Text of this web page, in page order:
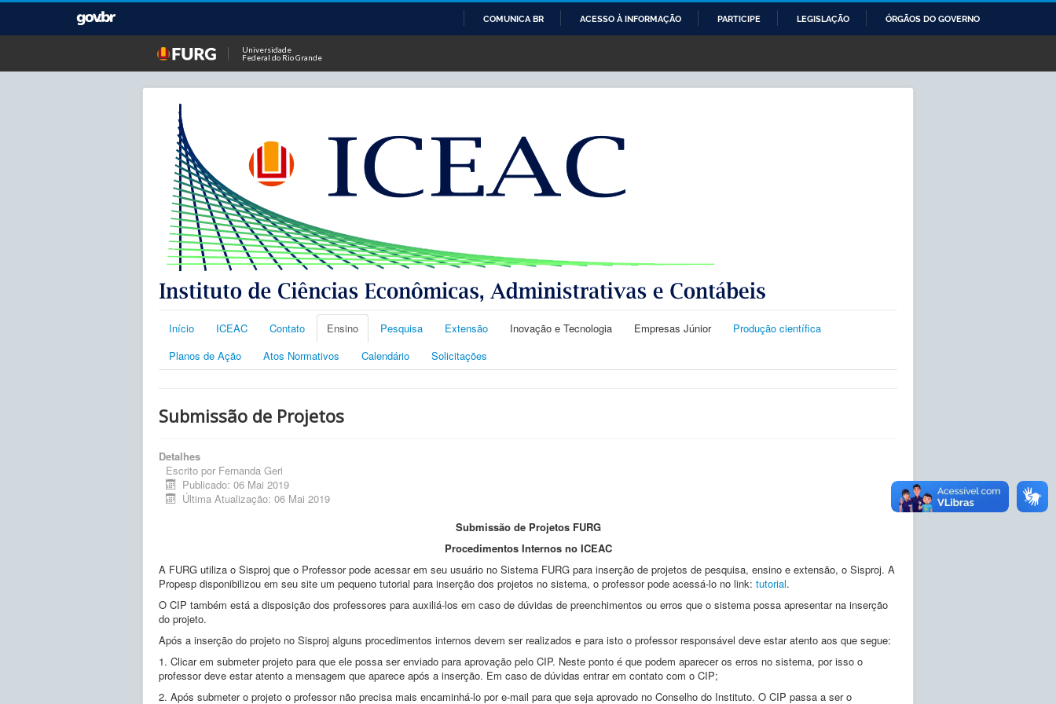
O
CONTEÚDO
COMUNICA BR ACESSO À INFORMAÇÃO PARTICIPE LEGISLAÇÃO ÓRGÃOS DO GOVERNO
Universidade
Federal do Rio Grande
Início ICEAC Contato Ensino Pesquisa Extensão Inovação e Tecnologia Empresas Júnior
Produção científica
Planos de Ação
Atos Normativos Calendário Solicitações
Submissão de Projetos
Detalhes
Escrito por Fernanda Geri
Publicado: 06 Mai 2019
Última Atualização: 06 Mai 2019
Submissão de Projetos FURG
Procedimentos Internos no ICEAC
A FURG utiliza o Sisproj que o Professor pode acessar em seu usuário no Sistema FURG para inserção de projetos de pesquisa, ensino e extensão, o Sisproj. A
Propesp disponibilizou em seu site um pequeno tutorial para inserção dos projetos no sistema, o professor pode acessá-lo no link: tutorial.
O CIP também está a disposição dos professores para auxiliá-los em caso de dúvidas de preenchimentos ou erros que o sistema possa apresentar na inserção
do projeto.
Após a inserção do projeto no Sisproj alguns procedimentos internos devem ser realizados e para isto o professor responsável deve estar atento aos que segue:
1. Clicar em submeter projeto para que ele possa ser enviado para aprovação pelo CIP. Neste ponto é que podem aparecer os erros no sistema, por isso o
professor deve estar atento a mensagem que aparece após a inserção. Em caso de dúvidas entrar em contato com o CIP;
2. Após submeter o projeto o professor não precisa mais encaminhá-lo por e-mail para que seja aprovado no Conselho do Instituto. O CIP passa a ser o